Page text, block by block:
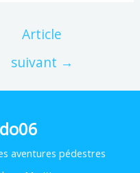
Article
suivant →
aventures pédestres